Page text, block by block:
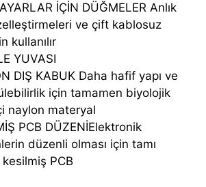
İÇİN DÜĞMELER Anlık
ve çift kablosuz
kullanılır
YUVASI
DIŞ KABUK Daha hafif yapı ve
için tamamen biyolojik
naylon materyal
PCB DÜZENİElektronik
düzenli olması için tamı
kesilmiş PCB